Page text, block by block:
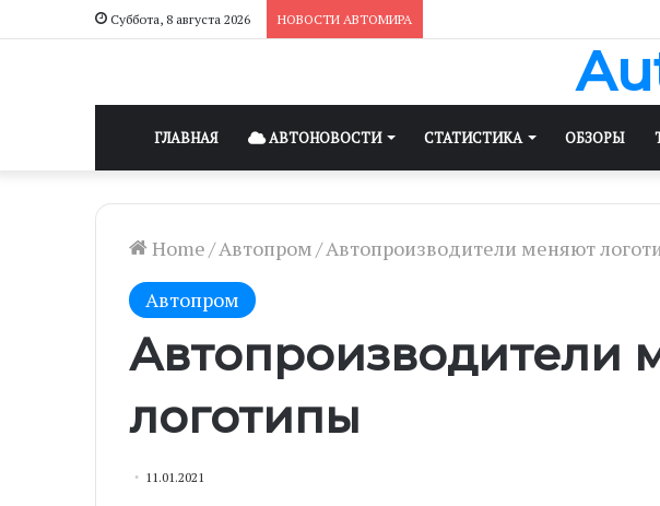
Суббота, 8 августа 2026 НОВОСТИ АВТОМИРА
ГЛАВНАЯ АВТОНОВОСТИ СТАТИСТИКА ОБЗОРЫ
Home/Автопром/Автопроизводители меняют
Автопром
Автопроизводители
логотипы
11.01.2021